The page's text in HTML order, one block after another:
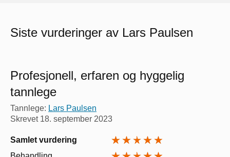
Siste vurderinger av Lars Paulsen
Profesjonell, erfaren og hyggelig
tannlege
Tannlege: Lars Paulsen
Skrevet 18. september 2023
Samlet vurdering